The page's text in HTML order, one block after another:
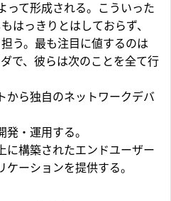
って形成される。こういった
はっきりとはしておらず、
う。最も注目に値するのは
で、彼らは次のことを全て行
から独自のネットワークデバ
・運用する。
に構築されたエンドユーザー
ーションを提供する。